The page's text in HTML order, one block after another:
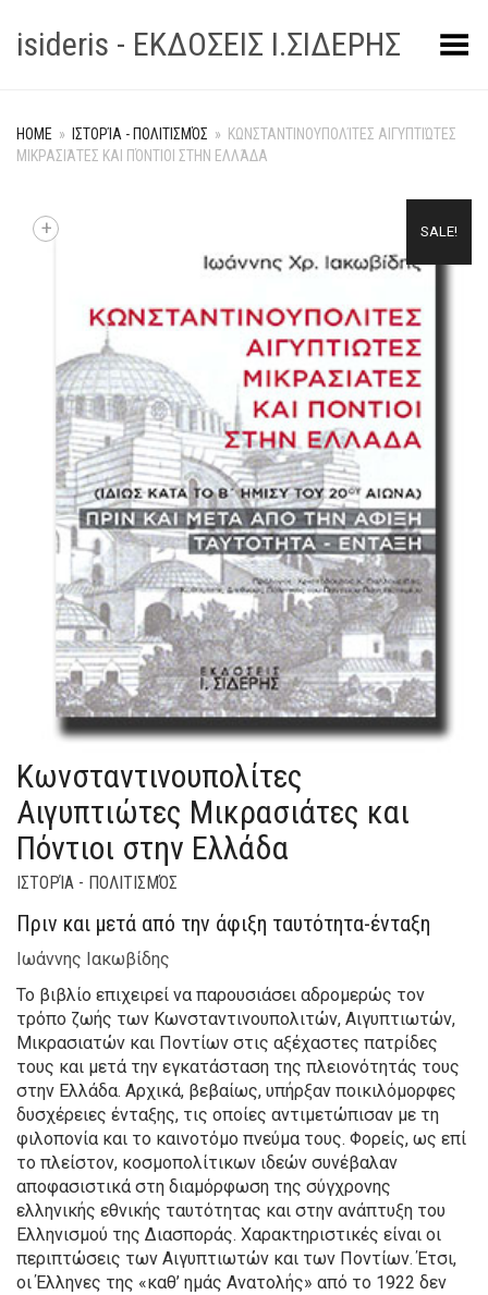
isideris - ΕΚΔΟΣΕΙΣ Ι.ΣΙΔΕΡΗΣToggle Menu
HOME » ΙΣΤΟΡΊΑ - ΠΟΛΙΤΙΣΜΌΣ » ΚΩΝΣΤΑΝΤΙΝΟΥΠΟΛΊΤΕΣ ΑΙΓΥΠΤΙΏΤΕΣ
ΜΙΚΡΑΣΙΆΤΕΣ ΚΑΙ ΠΌΝΤΙΟΙ ΣΤΗΝ ΕΛΛΆΔΑ
SALE!
+
Κωνσταντινουπολίτες
Αιγυπτιώτες Μικρασιάτες και
Πόντιοι στην Ελλάδα
ΙΣΤΟΡΊΑ - ΠΟΛΙΤΙΣΜΌΣ
Πριν και μετά από την άφιξη ταυτότητα-ένταξη
Ιωάννης Ιακωβίδης
Το βιβλίο επιχειρεί να παρουσιάσει αδρομερώς τον
τρόπο ζωής των Κωνσταντινουπολιτών, Αιγυπτιωτών,
Μικρασιατών και Ποντίων στις αξέχαστες πατρίδες
τους και μετά την εγκατάσταση της πλειονότητάς τους
στην Ελλάδα. Αρχικά, βεβαίως, υπήρξαν ποικιλόμορφες
δυσχέρειες ένταξης, τις οποίες αντιμετώπισαν με τη
φιλοπονία και το καινοτόμο πνεύμα τους. Φορείς, ως επί
το πλείστον, κοσμοπολίτικων ιδεών συνέβαλαν
αποφασιστικά στη διαμόρφωση της σύγχρονης
ελληνικής εθνικής ταυτότητας και στην ανάπτυξη του
Ελληνισμού της Διασποράς. Χαρακτηριστικές είναι οι
περιπτώσεις των Αιγυπτιωτών και των Ποντίων. Έτσι,
οι Έλληνες της «καθ’ ημάς Ανατολής» από το 1922 δεν